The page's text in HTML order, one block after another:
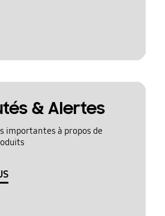
& Alertes
importantes à propos de